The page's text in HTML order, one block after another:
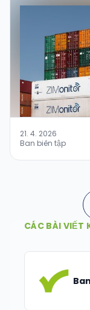
21. 4. 2026
Ban biên tập
CÁC BÀI VIẾT